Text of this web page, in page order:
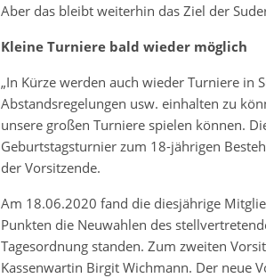
Aber das bleibt weiterhin das Ziel der
Kleine Turniere bald wieder möglich
„In Kürze werden auch wieder Turniere in
Abstandsregelungen usw. einhalten zu
unsere großen Turniere spielen können.
Geburtstagsturnier zum 18-jährigen
der Vorsitzende.
Am 18.06.2020 fand die diesjährige
Punkten die Neuwahlen des
Tagesordnung standen. Zum zweiten
Kassenwartin Birgit Wichmann. Der neue